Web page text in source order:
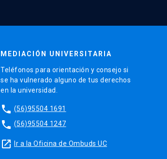
MEDIACIÓN UNIVERSITARIA
Teléfonos para orientación y consejo si
se ha vulnerado alguno de tus derechos
en la universidad.
phone (56)95504 1691
phone (56)95504 1247
launch Ir a la Oficina de Ombuds UC